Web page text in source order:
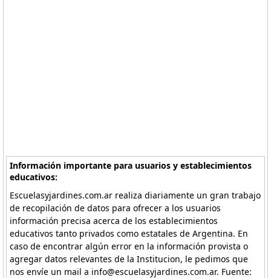
Información importante para usuarios y establecimientos
educativos:
Escuelasyjardines.com.ar realiza diariamente un gran trabajo
de recopilación de datos para ofrecer a los usuarios
información precisa acerca de los establecimientos
educativos tanto privados como estatales de Argentina. En
caso de encontrar algún error en la información provista o
agregar datos relevantes de la Institucion, le pedimos que
nos envíe un mail a info@escuelasyjardines.com.ar. Fuente: